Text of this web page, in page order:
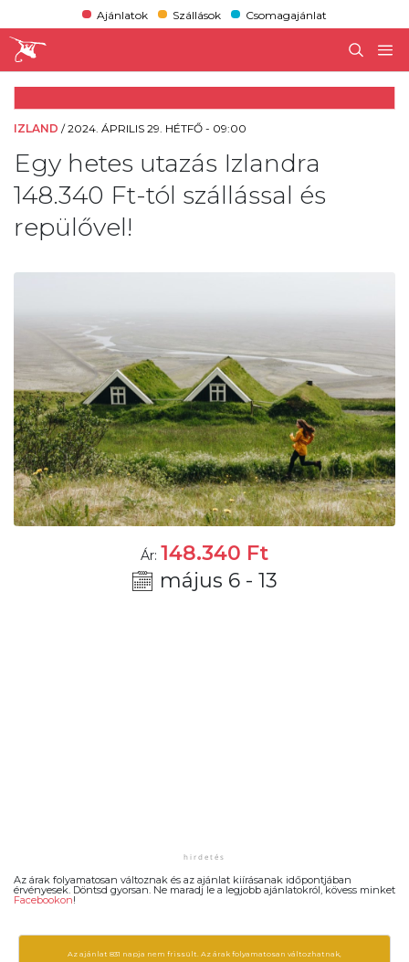
Ajánlatok Szállások Csomagajánlat
IZLAND /2024. ÁPRILIS 29. HÉTFŐ - 09:00
Egy hetes utazás Izlandra
148.340 Ft-tól szállással és
repülővel!
Ár: 148.340 Ft
május 6 - 13
Az árak folyamatosan változnak és az ajánlat kiírásanak időpontjában
érvényesek. Döntsd gyorsan. Ne maradj le a legjobb ajánlatokról, kövess minket
Facebookon!
Az ajánlat 831 napja nem frissült. Az árak folyamatosan változhatnak,